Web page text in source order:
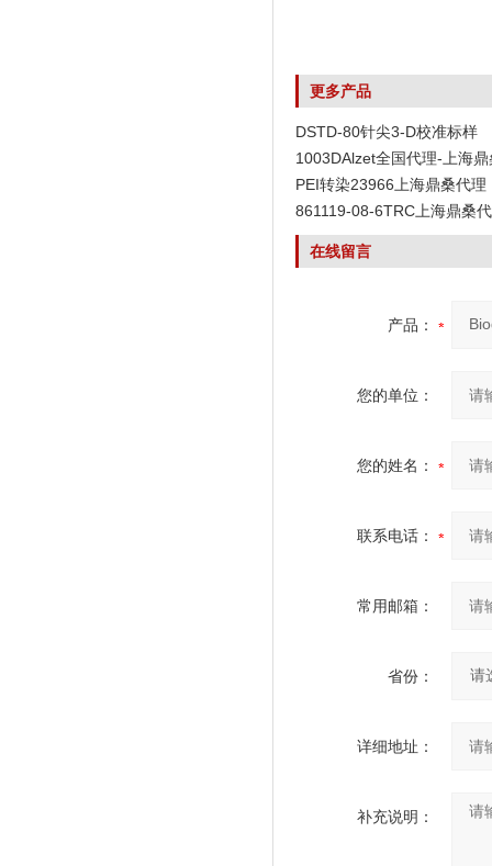
更多产品
DSTD-80针尖3-D校准标样
1003DAlzet全国代理-上海鼎
PEI转染23966上海鼎桑代理
861119-08-6TRC上海鼎桑
在线留言
产品：
您的单位：
您的姓名：
联系电话：
常用邮箱：
省份：
详细地址：
补充说明：